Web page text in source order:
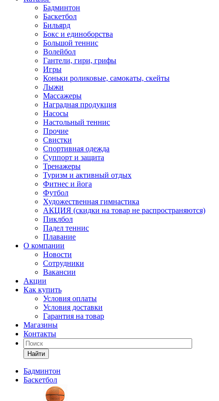
Бадминтон
Баскетбол
Бильярд
Бокс и единоборства
Большой теннис
Волейбол
Гантели, гири, грифы
Игры
Коньки роликовые, самокаты, скейты
Лыжи
Массажеры
Наградная продукция
Насосы
Настольный теннис
Прочие
Свистки
Спортивная одежда
Суппорт и защита
Тренажеры
Туризм и активный отдых
Фитнес и йога
Футбол
Художественная гимнастика
АКЦИЯ (скидки на товар не распространяются)
Пиклбол
Падел теннис
Плавание
О компании
Новости
Сотрудники
Вакансии
Акции
Как купить
Условия оплаты
Условия доставки
Гарантия на товар
Магазины
Контакты
Найти
Бадминтон
Баскетбол